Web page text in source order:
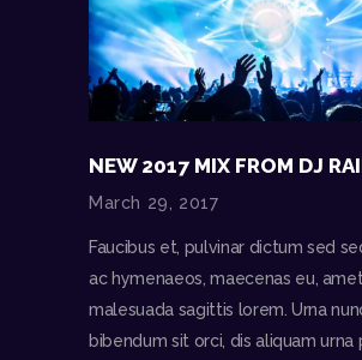
NEW 2017 MIX FROM DJ
March 29, 2017
Faucibus et, pulvinar dictum sed
ac hymenaeos, maecenas eu,
malesuada sagittis lorem. Urna
bibendum sit orci, dis aliquam urna